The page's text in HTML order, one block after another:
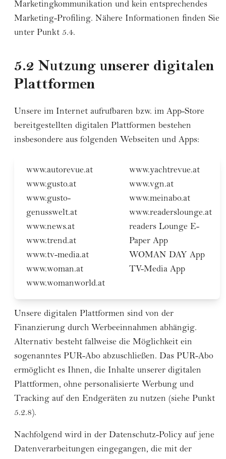
Marketingkommunikation und kein entsprechendes
Marketing-Profiling. Nähere Informationen finden Sie
unter Punkt 5.4.
5.2 Nutzung unserer digitalen
Plattformen
Unsere im Internet aufrufbaren bzw. im App-Store
bereitgestellten digitalen Plattformen bestehen
insbesondere aus folgenden Webseiten und Apps:
www.autorevue.at
www.gusto.at
www.gusto-
genusswelt.at
www.news.at
www.trend.at
www.tv-media.at
www.woman.at
www.womanworld.at
www.yachtrevue.at
www.vgn.at
www.meinabo.at
www.readerslounge.at
readers Lounge E-
Paper App
WOMAN DAY App
TV-Media App
Unsere digitalen Plattformen sind von der
Finanzierung durch Werbeeinnahmen abhängig.
Alternativ besteht fallweise die Möglichkeit ein
sogenanntes PUR-Abo abzuschließen. Das PUR-Abo
ermöglicht es Ihnen, die Inhalte unserer digitalen
Plattformen, ohne personalisierte Werbung und
Tracking auf den Endgeräten zu nutzen (siehe Punkt
5.2.8).
Nachfolgend wird in der Datenschutz-Policy auf jene
Datenverarbeitungen eingegangen, die mit der